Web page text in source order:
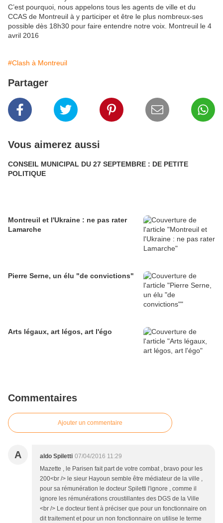
C’est pourquoi, nous appelons tous les agents de ville et du
CCAS de Montreuil à y participer et être le plus nombreux-ses
possible dès 18h30 pour faire entendre notre voix. Montreuil le 4
avril 2016
#Clash à Montreuil
Partager
Vous aimerez aussi
CONSEIL MUNICIPAL DU 27 SEPTEMBRE : DE PETITE
POLITIQUE
Montreuil et l'Ukraine : ne pas rater
Lamarche
Pierre Serne, un élu "de convictions"
Arts légaux, art légos, art l'égo
Commentaires
Ajouter un commentaire
A aldo Spiletti 07/04/2016 11:29
Mazette , le Parisen fait part de votre combat , bravo pour les
200<br /> le sieur Hayoun semble être médiateur de la ville ,
pour sa rémunération le docteur Spiletti l'ignore , comme il
ignore les rémunérations croustillantes des DGS de la Ville
<br /> Le docteur tient à préciser que pour un fonctionnaire on
dit traitement et pour un non fonctionnaire on utilise le terme